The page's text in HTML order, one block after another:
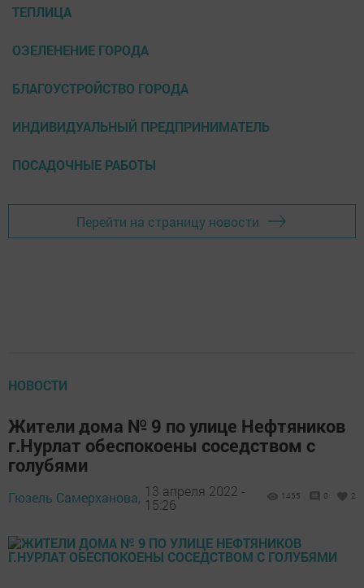
ТЕПЛИЦА
ОЗЕЛЕНЕНИЕ ГОРОДА
БЛАГОУСТРОЙСТВО ГОРОДА
ИНДИВИДУАЛЬНЫЙ ПРЕДПРИНИМАТЕЛЬ
ПОСАДОЧНЫЕ РАБОТЫ
Перейти на страницу новости
НОВОСТИ
Жители дома № 9 по улице Нефтяников
г.Нурлат обеспокоены соседством с
голубями
Гюзель Самерханова, 13 апреля 2022 -
15:26
1455 0 2